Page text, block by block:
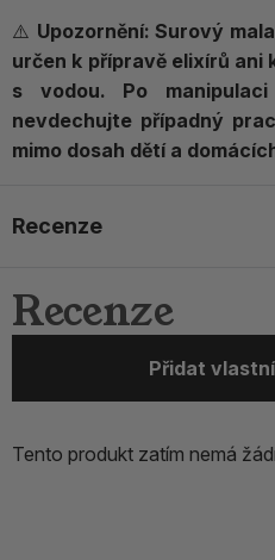
⚠️ Upozornění:Surový
určen k přípravě elixírů ani
s vodou. Po
nevdechujte případný
mimo dosah dětí a
Recenze
Recenze
Přidat
Tento produkt zatím nemá